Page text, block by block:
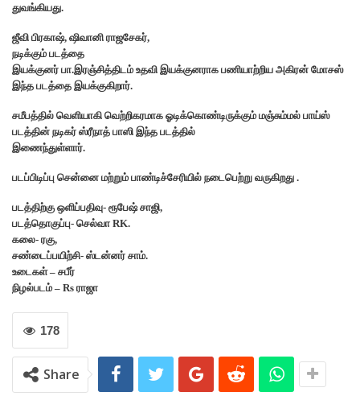
துவங்கியது.
ஜீவி பிரகாஷ், ஷிவானி ராஜசேகர்,
நடிக்கும் படத்தை
இயக்குனர் பா.இரஞ்சித்திடம் உதவி இயக்குனராக பணியாற்றிய அகிரன் மோசஸ்
இந்த படத்தை இயக்குகிறார்.
சமீபத்தில் வெளியாகி வெற்றிகரமாக ஓடிக்கொண்டிருக்கும் மஞ்சும்மல் பாய்ஸ்
படத்தின் நடிகர் ஸ்ரீநாத் பாஸி இந்த படத்தில்
இணைந்துள்ளார்.
படப்பிடிப்பு சென்னை மற்றும் பாண்டிச்சேரியில் நடைபெற்று வருகிறது .
படத்திற்கு ஒளிப்பதிவு- ரூபேஷ் சாஜி,
படத்தொகுப்பு- செல்வா RK.
கலை- ரகு,
சண்டைப்பயிற்சி- ஸ்டன்னர் சாம்.
உடைகள் – சபீர்
நிழல்படம் – Rs ராஜா
178
Share